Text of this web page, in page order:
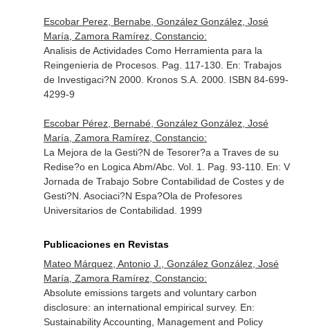
Escobar Perez, Bernabe, González González, José
María, Zamora Ramírez, Constancio:
Analisis de Actividades Como Herramienta para la
Reingenieria de Procesos. Pag. 117-130. En: Trabajos
de Investigaci?N 2000. Kronos S.A. 2000. ISBN 84-699-
4299-9
Escobar Pérez, Bernabé, González González, José
María, Zamora Ramírez, Constancio:
La Mejora de la Gesti?N de Tesorer?a a Traves de su
Redise?o en Logica Abm/Abc. Vol. 1. Pag. 93-110. En: V
Jornada de Trabajo Sobre Contabilidad de Costes y de
Gesti?N . Asociaci?N Espa?Ola de Profesores
Universitarios de Contabilidad. 1999
Publicaciones en Revistas
Mateo Márquez, Antonio J., González González, José
María, Zamora Ramírez, Constancio:
Absolute emissions targets and voluntary carbon
disclosure: an international empirical survey. En:
Sustainability Accounting, Management and Policy